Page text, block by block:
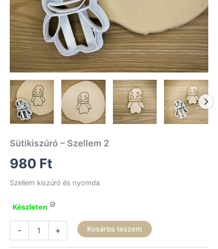
Sütikiszúró – Szellem 2
980 Ft
Szellem kiszúró és nyomda
Készleten
- + Kosárba teszem